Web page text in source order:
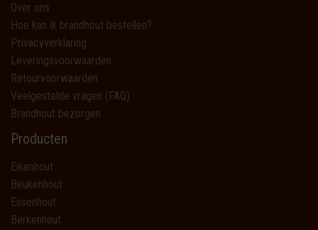
Over ons
Hoe kan ik brandhout bestellen?
Privacyverklaring
Leveringsvoorwaarden
Retourvoorwaarden
Veelgestelde vragen (FAQ)
Brandhout bezorgen
Producten
Eikenhout
Beukenhout
Essenhout
Berkenhout